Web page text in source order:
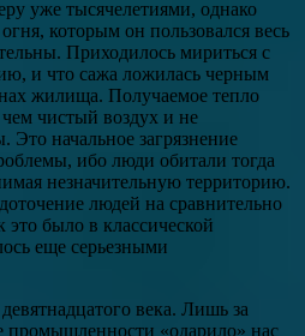
уже тысячелетиями, однако
которым он пользовался весь
Приходилось мириться с
и что сажа ложилась черным
жилища. Получаемое тепло
чистый воздух и не
начальное загрязнение
ибо люди обитали тогда
незначительную территорию.
людей на сравнительно
было в классической
еще серьезными
века. Лишь за
промышленности «одарило» нас